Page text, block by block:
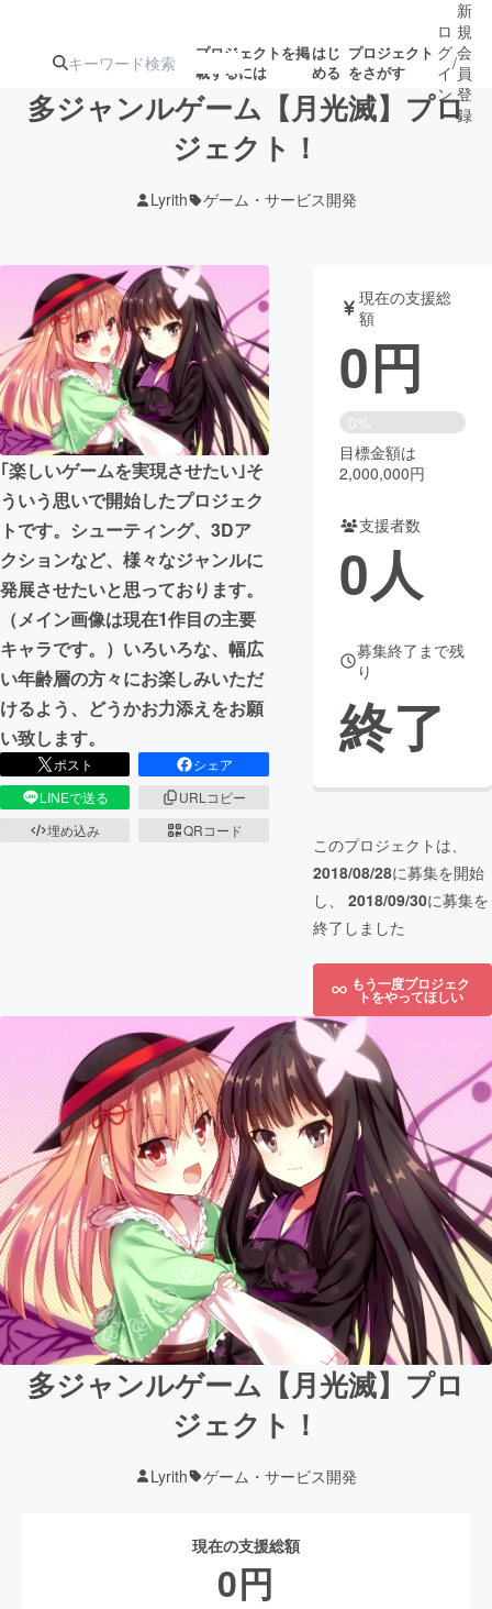
プロジェクトを掲
載するには
はじ
める
プロジェクト
をさがす
ジェクト
ロジェクト
アート・写真 音楽
テクノロジー・ガジェット ゲーム・サ
映像・映画 書籍・雑誌
ビジネス・起業 チャレンジ
まちづくり・地域活性化
CAMPFIRE for Social Good
CAMPFIRE Creation
CAMPFIREふるさと納税machi-ya
ロ
グ
イ
ン
/
新
規
会
員
登
録
多ジャンルゲーム【月光滅】プロ
ジェクト！
Lyrith ゲーム・サービス開発
｢楽しいゲームを実現させたい｣そ
ういう思いで開始したプロジェク
トです。シューティング、3Dア
クションなど、様々なジャンルに
発展させたいと思っております。
（メイン画像は現在1作目の主要
キャラです。）いろいろな、幅広
い年齢層の方々にお楽しみいただ
けるよう、どうかお力添えをお願
い致します。
ポスト
シェア
LINEで送る
URLコピー
埋め込み
QRコード
現在の支援総
額
0円
0%
目標金額は
2,000,000円
支援者数
0人
募集終了まで残
り
終了
このプロジェクトは、
2018/08/28に募集を開始
し、 2018/09/30に募集を
終了しました
もう一度プロジェク
トをやってほしい
多ジャンルゲーム【月光滅】プロ
ジェクト！
Lyrith ゲーム・サービス開発
現在の支援総額
0円